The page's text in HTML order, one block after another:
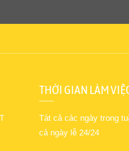
THỜI GIAN LÀM
Tát cả các ngày trong
cả ngày lễ 24/24